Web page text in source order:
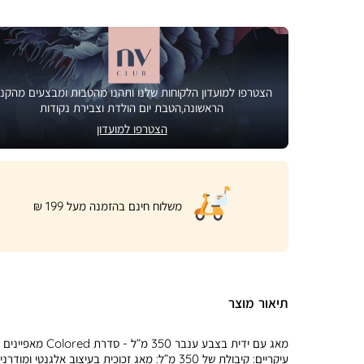
הצטרפו למועדון הלקוחות שלנו ותהנו מהטבות ומבצעים
הראשונה,הטבת יום הולדת וצבירת נקודות
הצטרפו למועדון
|
product
page
banner
משלוח חינם בהזמנה מעל 199 ₪
תיאור מוצר
מאג עם ידית בצבע ענבר 350 מ”ל - סדרת Colored מאפיינים
עיקריים: קיבולת של 350 מ”ל: מאג זכוכית בעיצוב אלגנטי